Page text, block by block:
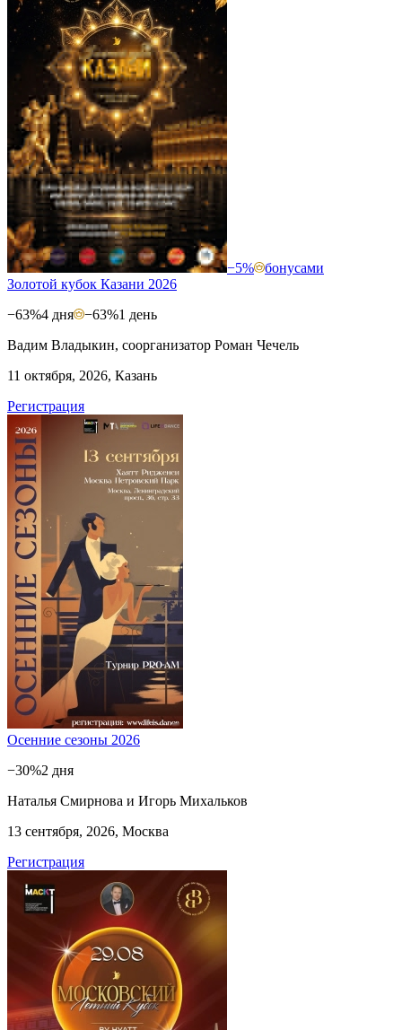
−5%
бонусами
Золотой кубок Казани 2026
−63%4 дня −63%1 день
Вадим Владыкин, соорганизатор Роман Чечель
11 октября, 2026, Казань
Регистрация
Осенние сезоны 2026
−30%2 дня
Наталья Смирнова и Игорь Михальков
13 сентября, 2026, Москва
Регистрация